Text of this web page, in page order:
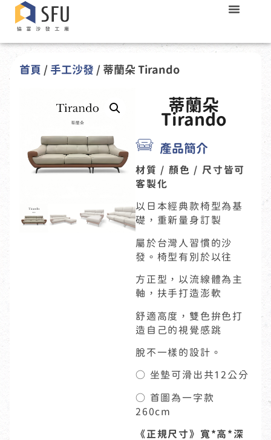
首頁 / 手工沙發 / 蒂蘭朵 Tirando
蒂蘭朵
Tirando
產品簡介
材質 / 顏色 / 尺寸皆可
客製化
以日本經典款椅型為基
礎，重新量身訂製
屬於台灣人習慣的沙
發。椅型有別於以往
方正型，以流線體為主
軸，扶手打造澎軟
舒適高度，雙色拚色打
造自己的視覺感跳
脫不一樣的設計。
○ 坐墊可滑出共12公分
○ 首圖為一字款
260cm
《正規尺寸》寬*高*深